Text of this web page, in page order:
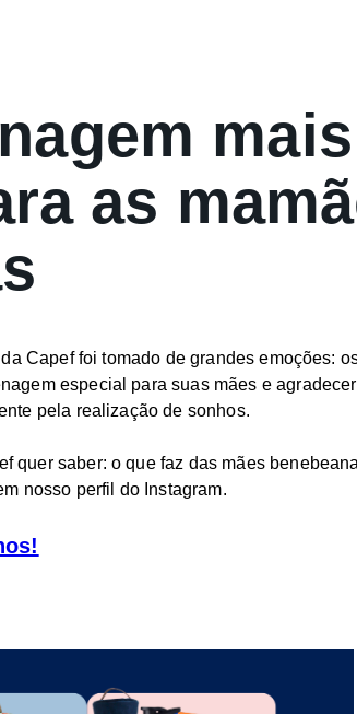
as
Capef foi tomado de grandes emoções:
especial para suas mães e
pela realização de sonhos.
quer saber: o que faz das mães
nosso perfil do Instagram.